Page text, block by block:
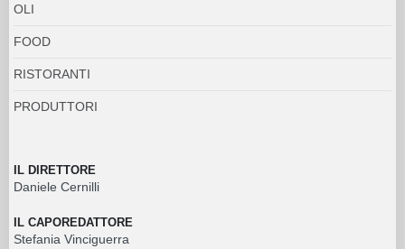
OLI
FOOD
RISTORANTI
PRODUTTORI
IL DIRETTORE
Daniele Cernilli
IL CAPOREDATTORE
Stefania Vinciguerra